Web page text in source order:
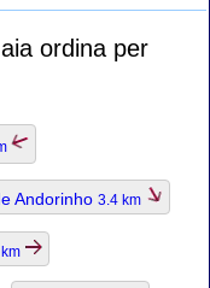
ordina per
Andorinho 3.4 km